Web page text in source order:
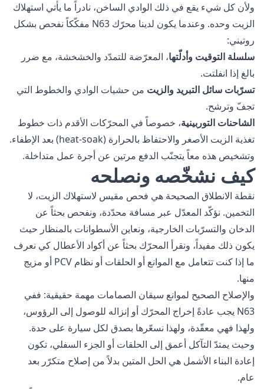
ولأن كل شيء يقع في ذلك الوادي الساخن، نادراً ما يأتي استهلاك
الزيت وحده. وعندما يكون لدينا محرّك N63 مفكّكاً نفحص بشكل
روتيني:
سلسلة التوقيت وأدلّتها، المعرّضة للتمدّد والخشخشة، مع ضرر
بالغ إذا انفلتت.
تسرّبات سائل التبريد والزيت من حشيات الوادي والخطوط التي
تجفّ وترشح.
الشاحنات التوربينية، خصوصاً في المحرّكات الأقدم ذات خطوط
تغذية الزيت الأصغر والاحتفاظ بالحرارة (heat-soak) بعد الإطفاء.
وتشخيص هذه معاً يتجنّب الدفع مرتين عن أجرة عمل متداخلة.
كيف نشخّصه ونصلحه
نقطة الانطلاق الصحيحة هي فحص مقيس لاستهلاك الزيت، لا
التخمين. نؤكّد المعدّل عبر مسافة محدّدة، ونفحص بحثاً عن
الدخان والتسرّبات الخارجية، ونعاين الأسطوانات بالمنظار حيث
يكون ذلك مفيداً، ونقرأ المحرّك بحثاً عن أكواد الأعطال كي نعرف
ما إذا كنت تتعامل مع الموانع أو الحلقات أو نظام PCV أو مزيج
منها.
والإصلاح الصحيح لموانع سيقان الصمامات مهمة حقيقية: ففي
N63 يجب عادةً إخراج المحرّك أو إنزاله للوصول إلى الرؤوس،
ولهذا فهي معقّدة، ولهذا نسعّرها بصدق لكل سيارة على حدة.
وحيث يمتدّ التآكل أعمق إلى الحلقات أو الجزء السفلي، تكون
إعادة البناء الأشمل هي الحل المتين بدلاً من إصلاح متكرّر بعد
عام.